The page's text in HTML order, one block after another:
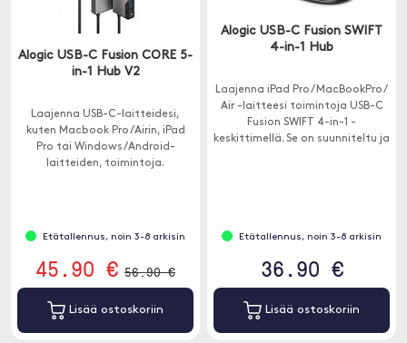
Alogic USB-C Fusion CORE 5-
in-1 Hub V2
Laajenna USB-C-laitteidesi,
kuten Macbook Pro /Airin, iPad
Pro tai Windows/Android-
laitteiden, toimintoja.
Etätallennus, noin 3-8 arkisin
45.90 € 56.90 €
Lisää ostoskoriin
Alogic USB-C Fusion SWIFT
4-in-1 Hub
Laajenna iPad Pro / MacBookPro /
Air -laitteesi toimintoja USB-C
Fusion SWIFT 4-in-1 -
keskittimellä. Se on suunniteltu ja
Etätallennus, noin 3-8 arkisin
36.90 €
Lisää ostoskoriin